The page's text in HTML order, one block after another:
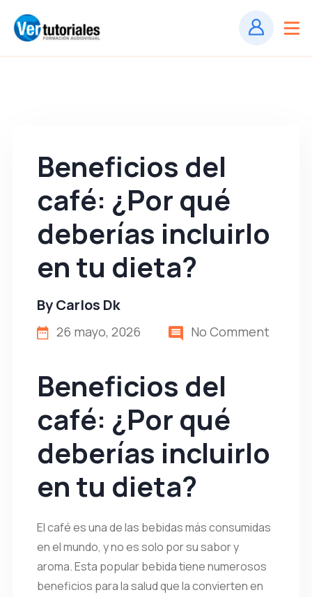
Beneficios del
café: ¿Por qué
deberías incluirlo
en tu dieta?
ByCarlos Dk
26 mayo, 2026 No Comment
Beneficios del
café: ¿Por qué
deberías incluirlo
en tu dieta?
El café es una de las bebidas más consumidas
en el mundo, y no es solo por su sabor y
aroma. Esta popular bebida tiene numerosos
beneficios para la salud que la convierten en